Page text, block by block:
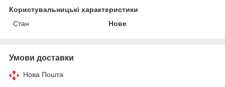
Користувальницькі характеристики
Стан
Нове
Умови доставки
Нова Пошта